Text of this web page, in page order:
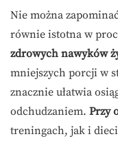
Nie można
równie istotna w
zdrowych nawyków
mniejszych porcji w
znacznie ułatwia
odchudzaniem. Przy
treningach, jak i